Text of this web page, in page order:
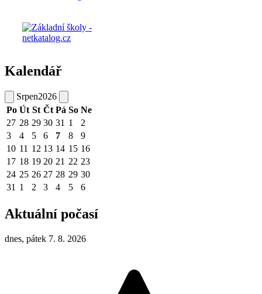
Kalendář
Srpen2026
Po Út St Čt Pá So Ne
27 28 29 30 31 1
2
3
4 5 6 7 8
9
10 11 12 13 14 15 16
17 18 19 20 21 22 23
24 25 26 27 28 29 30
31 1 2 3 4 5 6
Aktuální počasí
dnes, pátek 7. 8. 2026